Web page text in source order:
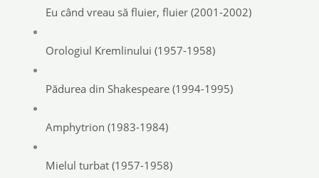
Eu când vreau să fluier, fluier (2001-2002)
Orologiul Kremlinului (1957-1958)
Pădurea din Shakespeare (1994-1995)
Amphytrion (1983-1984)
Mielul turbat (1957-1958)